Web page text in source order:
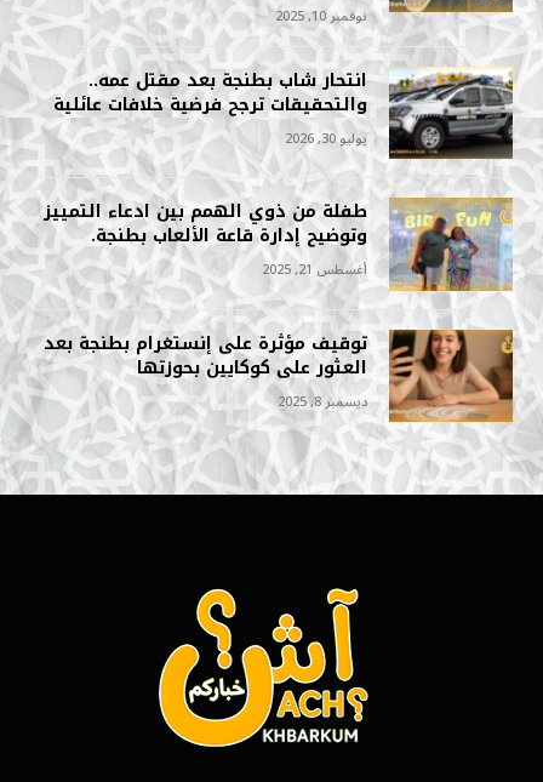
نوفمبر 10, 2025
انتحار شاب بطنجة بعد مقتل عمه..
والتحقيقات ترجح فرضية خلافات عائلية
يوليو 30, 2026
طفلة من ذوي الهمم بين ادعاء التمييز
وتوضيح إدارة قاعة الألعاب بطنجة.
أغسطس 21, 2025
توقيف مؤثرة على إنستغرام بطنجة بعد
العثور على كوكايين بحوزتها
ديسمبر 8, 2025